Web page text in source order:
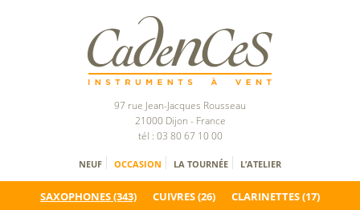
97 rue Jean-Jacques Rousseau
21000 Dijon - France
tél : 03 80 67 10 00
NEUF OCCASION LA TOURNÉE L’ATELIER
SAXOPHONES(343) CUIVRES(26) CLARINETTES(17)